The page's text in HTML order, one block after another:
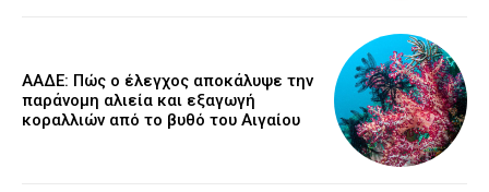
ΑΑΔΕ: Πώς ο έλεγχος αποκάλυψε την
παράνομη αλιεία και εξαγωγή
κοραλλιών από το βυθό του Αιγαίου